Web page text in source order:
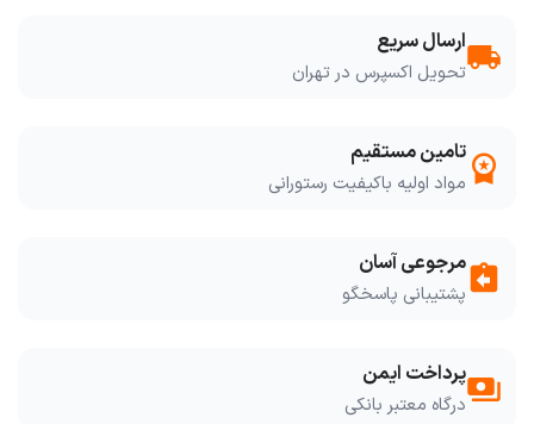
local_shippingارسال سریع
تحویل اکسپرس در تهران
workspace_premium تامین مستقیم
مواد اولیه باکیفیت رستورانی
assignment_returnمرجوعی آسان
پشتیبانی پاسخگو
paymentsپرداخت ایمن
درگاه معتبر بانکی